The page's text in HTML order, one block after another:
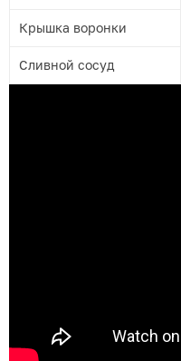
Крышка воронки
Сливной сосуд